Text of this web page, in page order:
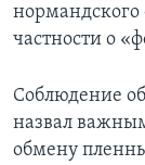
нормандского
частности о
Соблюдение
назвал
обмену